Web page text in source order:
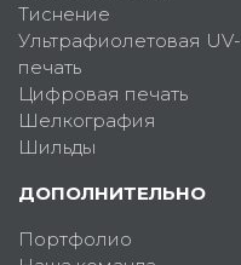
Тиснение
Ультрафиолетовая UV-
печать
Цифровая печать
Шелкография
Шильды
ДОПОЛНИТЕЛЬНО
Портфолио